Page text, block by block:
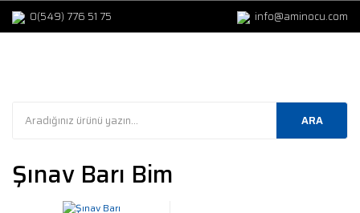
0(549) 776 51 75 info@aminocu.com
ARA
Şınav Barı Bim